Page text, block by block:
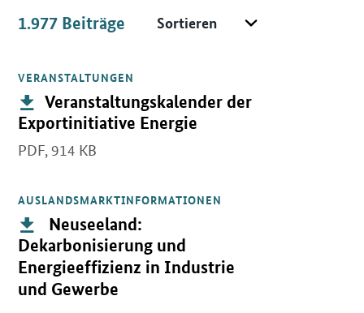
1.977 Beiträge
Beiträge
VERANSTALTUNGEN
Publikation:
Veranstaltungskalender der
Exportinitiative Energie
PDF, 914 KB
Öffnet PDF "Veranstaltungskalender der Exportinitiative Energie"
AUSLANDSMARKTINFORMATIONEN
Publikation:
Neuseeland:
Dekarbonisierung und
Energieeffizienz in Industrie
und Gewerbe
Öffnet PDF " Neuseeland: Dekarbonisierung und